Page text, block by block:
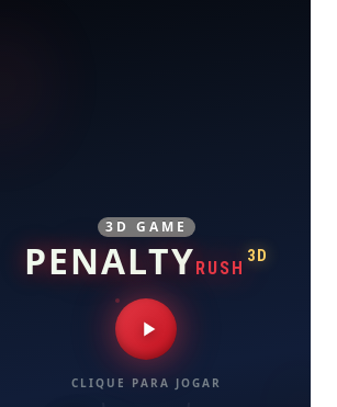
3D GAME
PENALTYRUSH
3D
CLIQUE PARA JOGAR